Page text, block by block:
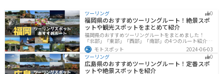
ツーリング 0
福岡県のおすすめツーリングルート！絶景スポ
ットや観光スポットをまとめて紹介
福岡県のおすすめツーリングルートをまとめました！
「北部」「東部」「西部」「南部」の4つのルート紹介し
ます。豊かな自然から歴史ある名所、グルメまで多彩な
魅力が詰まっており、様々な楽しみ方ができます。バイ
クで福岡県にツーリングに行く際は参考にしてくださ
い。
モトスポット
2024-06-03
ツーリング
0
広島県のおすすめツーリングルート！定番スポ
ットや絶景スポットを紹介